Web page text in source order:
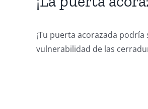
¡Tu puerta acorazada
vulnerabilidad de las